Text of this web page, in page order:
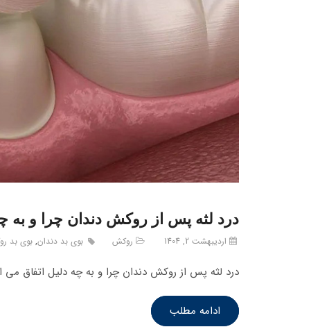
درد لثه پس از روکش دندان چرا و به
اردیبهشت 2, 1404 روکش بوی بد دندان, بوی بد
درد لثه پس از روکش دندان چرا و به چه دلیل اتفاق می
ادامه مطلب